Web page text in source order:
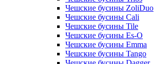
Чешские бусины ZoliDuo
Чешские бусины Cali
Чешские бусины Tile
Чешские бусины Es-O
Чешские бусины Emma
Чешские бусины Tango